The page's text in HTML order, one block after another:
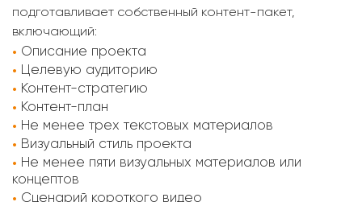
подготавливает собственный контент-пакет,
включающий:
Описание проекта
Целевую аудиторию
Контент-стратегию
Контент-план
Не менее трех текстовых материалов
Визуальный стиль проекта
Не менее пяти визуальных материалов или
концептов
Сценарий короткого видео